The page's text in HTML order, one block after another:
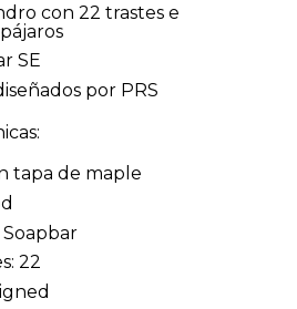
con 22 trastes e
SE
por PRS
tapa de maple
Soapbar
22